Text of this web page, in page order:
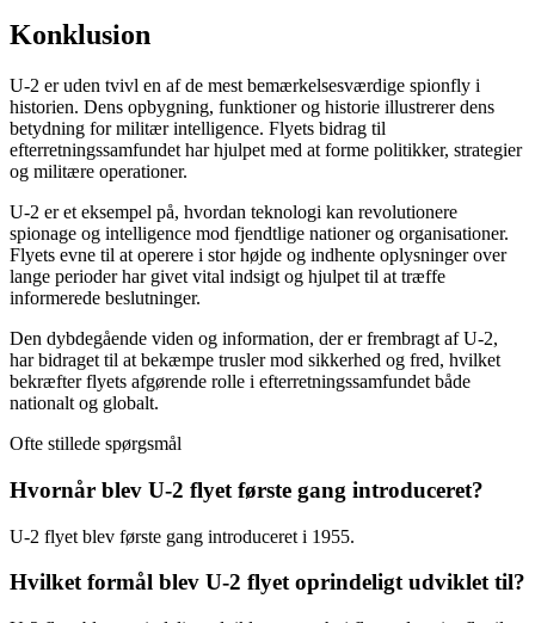
Konklusion
U-2 er uden tvivl en af de mest bemærkelsesværdige spionfly i
historien. Dens opbygning, funktioner og historie illustrerer dens
betydning for militær intelligence. Flyets bidrag til
efterretningssamfundet har hjulpet med at forme politikker, strategier
og militære operationer.
U-2 er et eksempel på, hvordan teknologi kan revolutionere
spionage og intelligence mod fjendtlige nationer og organisationer.
Flyets evne til at operere i stor højde og indhente oplysninger over
lange perioder har givet vital indsigt og hjulpet til at træffe
informerede beslutninger.
Den dybdegående viden og information, der er frembragt af U-2,
har bidraget til at bekæmpe trusler mod sikkerhed og fred, hvilket
bekræfter flyets afgørende rolle i efterretningssamfundet både
nationalt og globalt.
Ofte stillede spørgsmål
Hvornår blev U-2 flyet første gang introduceret?
U-2 flyet blev første gang introduceret i 1955.
Hvilket formål blev U-2 flyet oprindeligt udviklet til?